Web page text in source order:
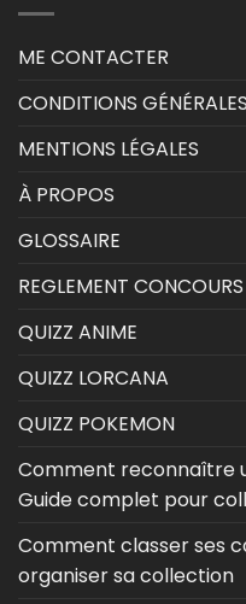
ME CONTACTER
CONDITIONS
MENTIONS LÉGALES
À PROPOS
GLOSSAIRE
REGLEMENT CONCOURS
QUIZZ ANIME
QUIZZ LORCANA
QUIZZ POKEMON
Comment reconnaître
Guide complet pour
Comment classer ses
organiser sa collection